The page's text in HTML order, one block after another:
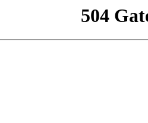
504